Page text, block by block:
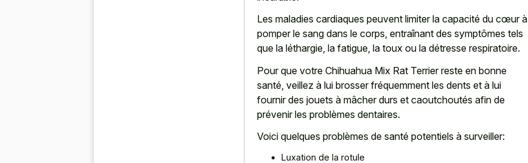
Les maladies cardiaques peuvent limiter la capacité du cœur à
pomper le sang dans le corps, entraînant des symptômes tels
que la léthargie, la fatigue, la toux ou la détresse respiratoire.
Pour que votre Chihuahua Mix Rat Terrier reste en bonne
santé, veillez à lui brosser fréquemment les dents et à lui
fournir des jouets à mâcher durs et caoutchoutés afin de
prévenir les problèmes dentaires.
Voici quelques problèmes de santé potentiels à surveiller:
Luxation de la rotule